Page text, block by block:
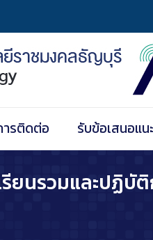
รติดต่อ รับข้อเสนอแนะ
รียนรวมและปฏิบั